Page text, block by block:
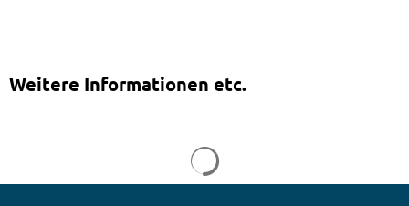
Weitere Informationen etc.